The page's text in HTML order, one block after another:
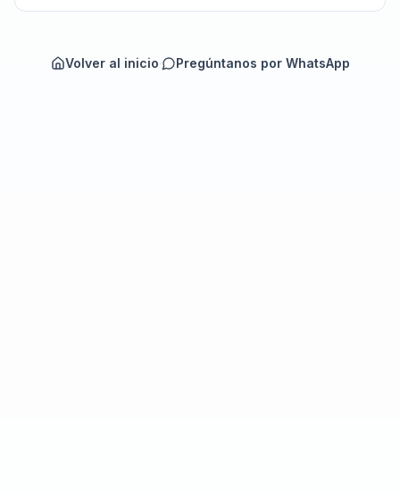
Volver al inicio· Pregúntanos por WhatsApp